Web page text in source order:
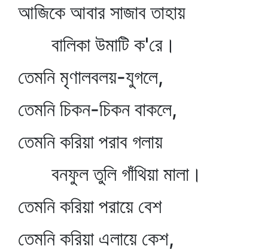
আজিকে আবার সাজাব তাহায়
বালিকা উমাটি ক'রে।
তেমনি মৃণালবলয়-যুগলে,
তেমনি চিকন-চিকন বাকলে,
তেমনি করিয়া পরাব গলায়
বনফুল তুলি গাঁথিয়া মালা।
তেমনি করিয়া পরায়ে বেশ
তেমনি করিয়া এলায়ে কেশ,